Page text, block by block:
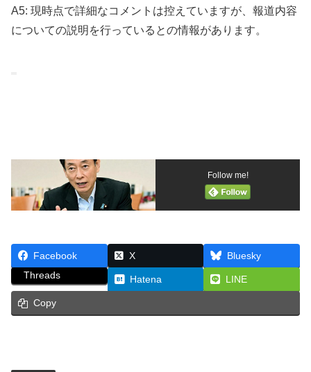
A5: 現時点で詳細なコメントは控えていますが、報道内容
についての説明を行っているとの情報があります。
Follow me!
Facebook X
Bluesky
Threads
Hatena LINE
Copy